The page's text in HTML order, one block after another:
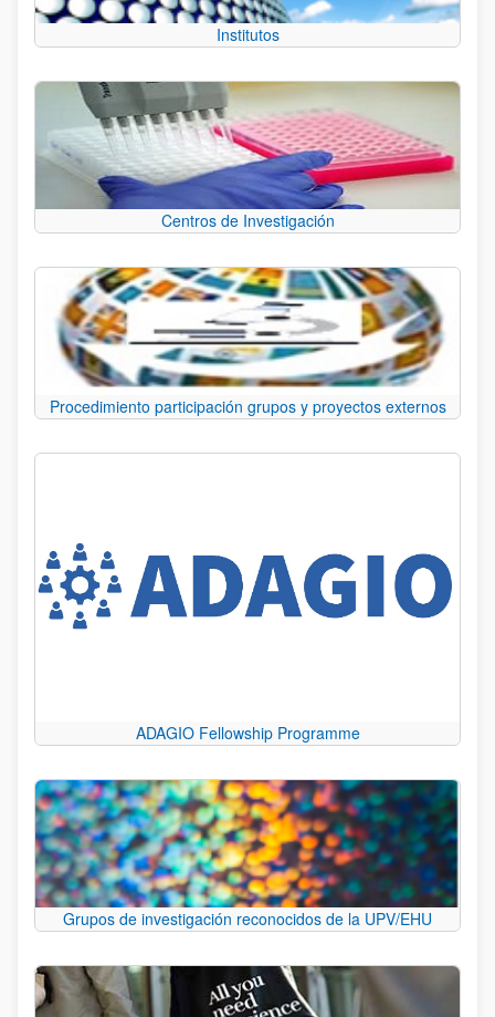
Institutos
Centros de Investigación
Procedimiento participación grupos y proyectos externos
ADAGIO Fellowship Programme
Grupos de investigación reconocidos de la UPV/EHU